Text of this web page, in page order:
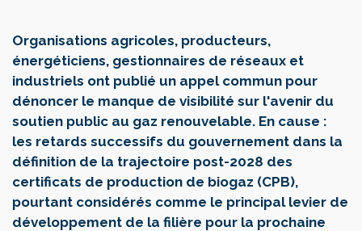
Organisations agricoles, producteurs,
énergéticiens, gestionnaires de réseaux et
industriels ont publié un appel commun pour
dénoncer le manque de visibilité sur l'avenir du
soutien public au gaz renouvelable. En cause :
les retards successifs du gouvernement dans la
définition de la trajectoire post-2028 des
certificats de production de biogaz (CPB),
pourtant considérés comme le principal levier de
développement de la filière pour la prochaine